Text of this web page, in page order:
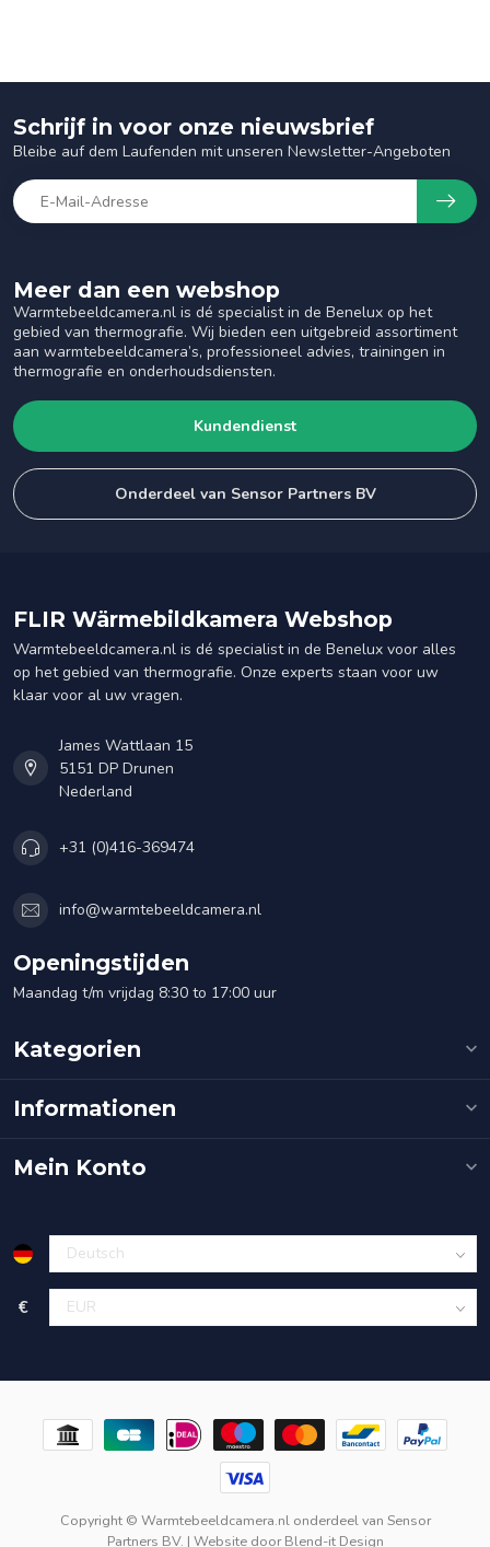
Meer dan een webshop
Warmtebeeldcamera.nl is dé specialist in de Benelux op het
gebied van thermografie. Wij bieden een uitgebreid assortiment
aan warmtebeeldcamera’s, professioneel advies, trainingen in
thermografie en onderhoudsdiensten.
Kundendienst
Onderdeel van Sensor Partners BV
Schrijf in voor onze nieuwsbrief
Bleibe auf dem Laufenden mit unseren Newsletter-Angeboten
FLIR Wärmebildkamera Webshop
Warmtebeeldcamera.nl is dé specialist in de Benelux voor alles
op het gebied van thermografie. Onze experts staan voor uw
klaar voor al uw vragen.
James Wattlaan 15
5151 DP Drunen
Nederland
+31 (0)416-369474
info@warmtebeeldcamera.nl
Openingstijden
Maandag t/m vrijdag 8:30 to 17:00 uur
Kategorien
Informationen
Mein Konto
€
Copyright © Warmtebeeldcamera.nl onderdeel van Sensor
Partners BV. | Website doorBlend-it Design